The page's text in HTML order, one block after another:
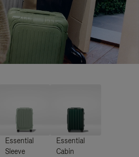
Essential
Sleeve
Essential
Cabin